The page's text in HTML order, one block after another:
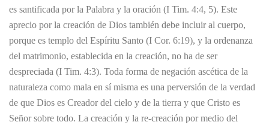
es santificada por la Palabra y la oración (I Tim. 4:4, 5). Este
aprecio por la creación de Dios también debe incluir al cuerpo,
porque es templo del Espíritu Santo (I Cor. 6:19), y la ordenanza
del matrimonio, establecida en la creación, no ha de ser
despreciada (I Tim. 4:3). Toda forma de negación ascética de la
naturaleza como mala en sí misma es una perversión de la verdad
de que Dios es Creador del cielo y de la tierra y que Cristo es
Señor sobre todo. La creación y la re-creación por medio del